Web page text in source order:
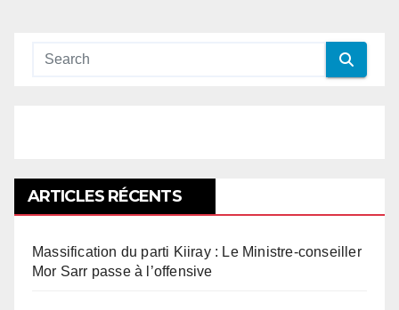
ARTICLES RÉCENTS
Massification du parti Kiiray : Le Ministre-conseiller
Mor Sarr passe à l’offensive